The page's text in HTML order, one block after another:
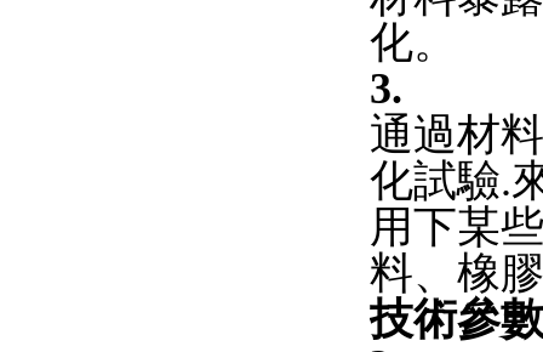
化。
3.
通過材
化試驗.
用下某
料、橡
技術參數